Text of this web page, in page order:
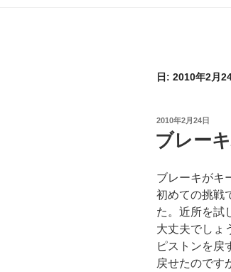
日: 2010年2月
投
日:
2010年2月24日
ブレー
ブレーキがキ
初めての挑戦
た。近所を試
大丈夫でしょ
ピストンを戻
戻せたのです